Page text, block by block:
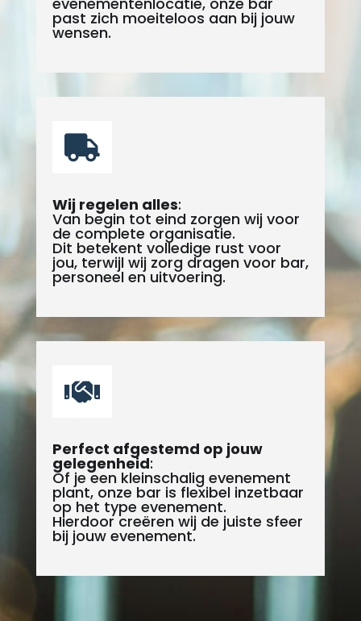
past zich moeiteloos aan bij jouw
wensen.

Wij regelen alles:
Van begin tot eind zorgen wij voor
de complete organisatie.
Dit betekent volledige rust voor
jou, terwijl wij zorg dragen voor bar,
personeel en uitvoering.

Perfect afgestemd op jouw
gelegenheid:
Of je een kleinschalig evenement
plant, onze bar is flexibel inzetbaar
op het type evenement.
Hierdoor creëren wij de juiste sfeer
bij jouw evenement.